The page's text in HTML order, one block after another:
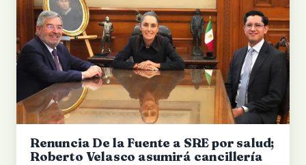
Renuncia De la Fuente a SRE por salud;
Roberto Velasco asumirá cancillería